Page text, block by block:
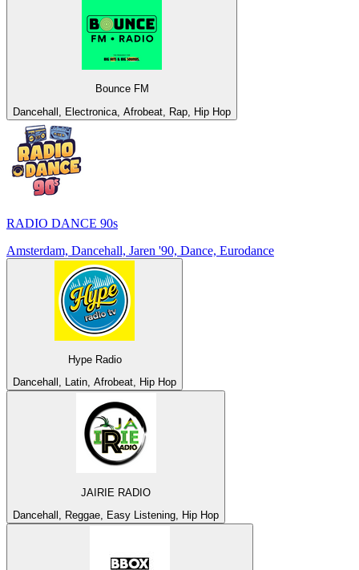
Bounce FM
Dancehall, Electronica, Afrobeat, Rap, Hip Hop
RADIO DANCE 90s
Amsterdam, Dancehall, Jaren '90, Dance, Eurodance
Hype Radio
Dancehall, Latin, Afrobeat, Hip Hop
JAIRIE RADIO
Dancehall, Reggae, Easy Listening, Hip Hop